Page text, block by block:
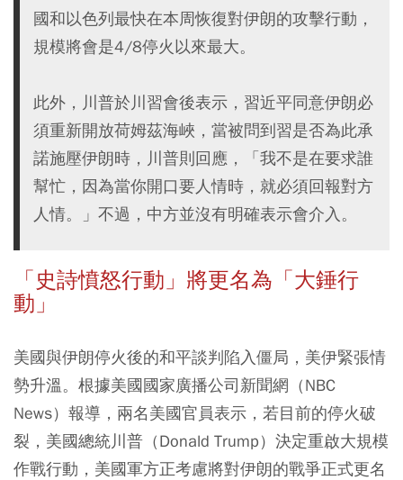
國和以色列最快在本周恢復對伊朗的攻擊行動，
規模將會是4/8停火以來最大。
此外，川普於川習會後表示，習近平同意伊朗必
須重新開放荷姆茲海峽，當被問到習是否為此承
諾施壓伊朗時，川普則回應，「我不是在要求誰
幫忙，因為當你開口要人情時，就必須回報對方
人情。」不過，中方並沒有明確表示會介入。
「史詩憤怒行動」將更名為「大錘行
動」
美國與伊朗停火後的和平談判陷入僵局，美伊緊張情
勢升溫。根據美國國家廣播公司新聞網（NBC
News）報導，兩名美國官員表示，若目前的停火破
裂，美國總統川普（Donald Trump）決定重啟大規模
作戰行動，美國軍方正考慮將對伊朗的戰爭正式更名